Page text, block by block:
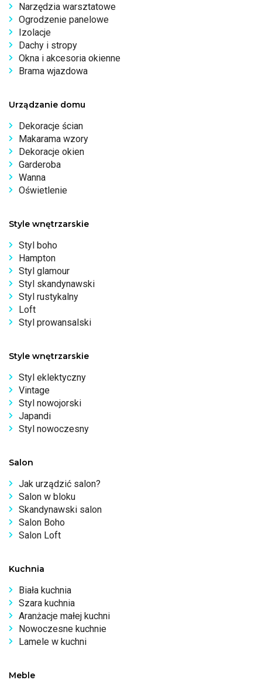
Narzędzia warsztatowe
Ogrodzenie panelowe
Izolacje
Dachy i stropy
Okna i akcesoria okienne
Brama wjazdowa
Urządzanie domu
Dekoracje ścian
Makarama wzory
Dekoracje okien
Garderoba
Wanna
Oświetlenie
Style wnętrzarskie
Styl boho
Hampton
Styl glamour
Styl skandynawski
Styl rustykalny
Loft
Styl prowansalski
Style wnętrzarskie
Styl eklektyczny
Vintage
Styl nowojorski
Japandi
Styl nowoczesny
Salon
Jak urządzić salon?
Salon w bloku
Skandynawski salon
Salon Boho
Salon Loft
Kuchnia
Biała kuchnia
Szara kuchnia
Aranżacje małej kuchni
Nowoczesne kuchnie
Lamele w kuchni
Meble